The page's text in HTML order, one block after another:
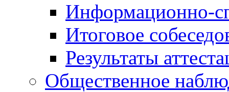
Информационно-
Итоговое
Результаты
Общественное